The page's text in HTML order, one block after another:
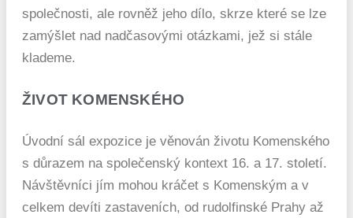
společnosti, ale rovněž jeho dílo, skrze které se lze
zamýšlet nad nadčasovými otázkami, jež si stále
klademe.
ŽIVOT KOMENSKÉHO
Úvodní sál expozice je věnován životu Komenského
s důrazem na společenský kontext 16. a 17. století.
Návštěvníci jím mohou kráčet s Komenským a v
celkem devíti zastaveních, od rudolfinské Prahy až